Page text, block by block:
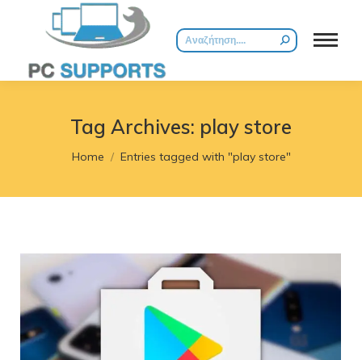
Search:
Tag Archives: play store
You are here:
Home Entries tagged with "play store"